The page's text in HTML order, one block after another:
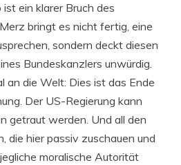
ein klarer Bruch des
bringt es nicht fertig, eine
sondern deckt diesen
Bundeskanzlers unwürdig.
an die Welt: Dies ist das Ende
Der US-Regierung kann
getraut werden. Und all den
die hier passiv zuschauen und
moralische Autorität